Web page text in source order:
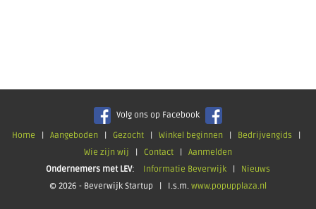
Volg ons op Facebook
Home
Aangeboden| Gezocht| Winkel beginnen| Bedrijvengids
Wie zijn wij
Contact
Aanmelden
Ondernemers met LEV: Informatie Beverwijk
Nieuws
© 2026 - Beverwijk Startup | I.s.m. www.popupplaza.nl